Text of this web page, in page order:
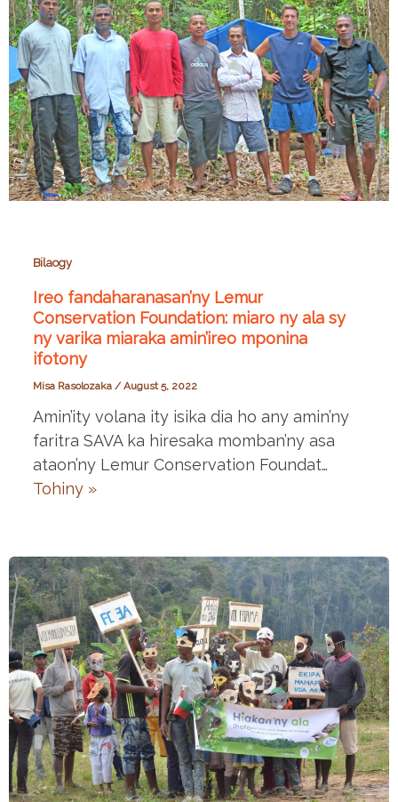
Bilaogy
Ireo fandaharanasan’ny Lemur
Conservation Foundation: miaro ny ala sy
ny varika miaraka amin’ireo mponina
ifotony
Misa Rasolozaka /August 5, 2022
Amin’ity volana ity isika dia ho any amin’ny
faritra SAVA ka hiresaka momban’ny asa
ataon’ny Lemur Conservation Foundat…
Tohiny »